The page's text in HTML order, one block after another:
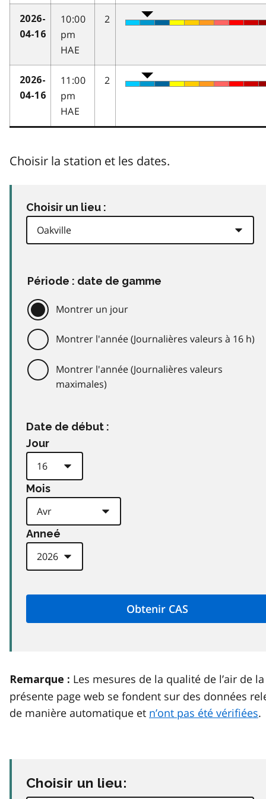
2026-
04-16
10:00
pm
HAE
2
2026-
04-16
11:00
pm
HAE
2
Choisir la station et les dates.
Choisir un lieu :
Période : date de gamme
Montrer un jour
Montrer l'année (Journalières valeurs à 16 h)
Montrer l'année (Journalières valeurs
maximales)
Date de début :
Jour
Mois
Anneé
Remarque : Les mesures de la qualité de l’air de la
présente page web se fondent sur des données
de manière automatique et n’ont pas été vérifiées.
Choisir un lieu: